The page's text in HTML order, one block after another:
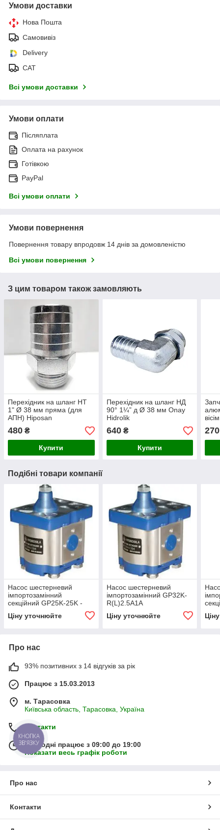
Умови доставки
Нова Пошта
Самовивіз
Delivery
САТ
Всі умови доставки
Умови оплати
Післяплата
Оплата на рахунок
Готівкою
PayPal
Всі умови оплати
Умови повернення
Повернення товару впродовж 14 днів за домовленістю
Всі умови повернення
З цим товаром також замовляють
Перехідник на шланг НТ
1" Ø 38 мм пряма (для
АПН) Hiposan
480 ₴
Купити
Перехідник на шланг НД
90° 1¼” д Ø 38 мм Onay
Hidrolik
640₴
Купити
270
Подібні товари компанії
Насос шестерневий
імпортозамінний
секційний GP25K-25K -
GP2.5K 25/2.5 K 25 R(L)
Ціну уточнюйте
Насос шестерневий
імпортозамінний GP32K-
R(L)2.5A1A
Ціну уточнюйте
Про нас
93% позитивних з 14 відгуків за рік
Працює з 15.03.2013
м. Тарасовка
Київська область, Тарасовка, Україна
Контакти
Сьогодні працює з 09:00 до 19:00
Показати весь графік роботи
Про нас
Контакти
КНОПКА
ЗВ'ЯЗКУ